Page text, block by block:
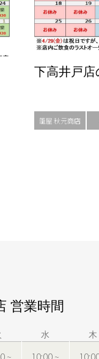
下高井戸店
籠屋 秋元商店
営業時間
水 木
~
10:00 ~